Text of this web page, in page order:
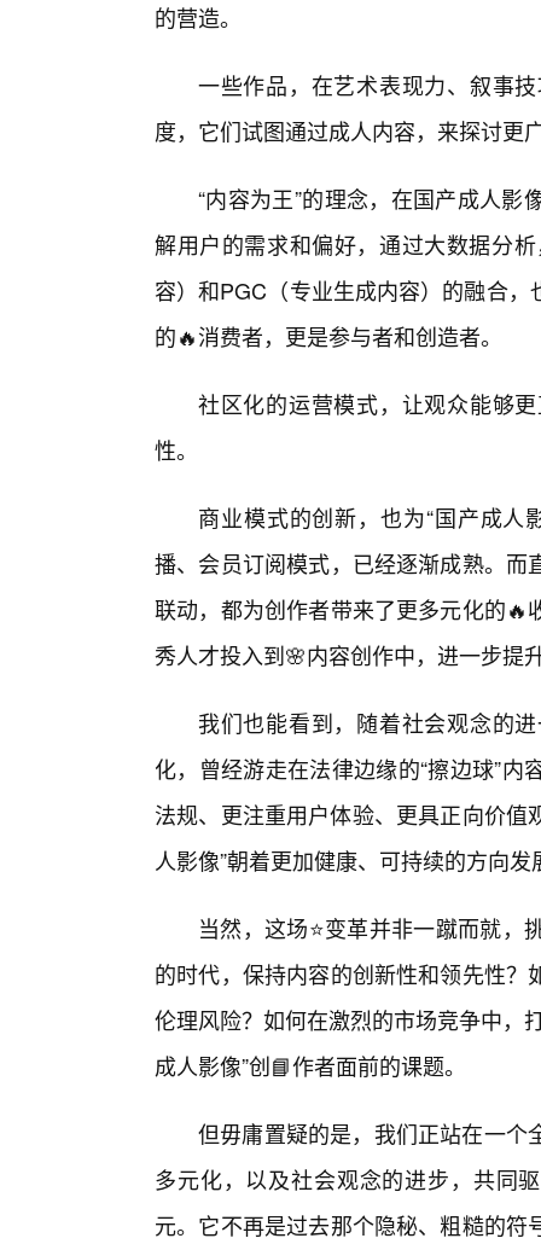
的营造。
一些作品，在艺术表现力、叙事
度，它们试图通过成人内容，来探讨更
“内容为王”的理念，在国产成人
解用户的需求和偏好，通过大数据分
容）和PGC（专业生成内容）的融合
的🔥消费者，更是参与者和创造者。
社区化的运营模式，让观众能够
性。
商业模式的创新，也为“国产成人
播、会员订阅模式，已经逐渐成熟。
联动，都为创作者带来了更多元化的
秀人才投入到🌸内容创作中，进一步提
我们也能看到，随着社会观念的
化，曾经游走在法律边缘的“擦边球”
法规、更注重用户体验、更具正向价值
人影像”朝着更加健康、可持续的方向发
当然，这场⭐变革并非一蹴而就
的时代，保持内容的创新性和领先性
伦理风险？如何在激烈的市场竞争中，
成人影像”创📘作者面前的课题。
但毋庸置疑的是，我们正站在一个
多元化，以及社会观念的进步，共同
元。它不再是过去那个隐秘、粗糙的